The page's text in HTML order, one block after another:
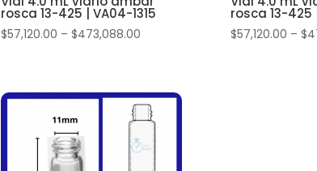
rosca 13-425 | VA04-1315
$57,120.00 – $473,088.00
rosca 13-425
$57,120.00 – $